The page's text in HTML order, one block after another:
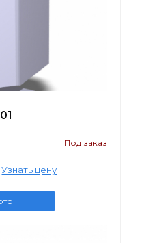
Под заказ
Узнать цену